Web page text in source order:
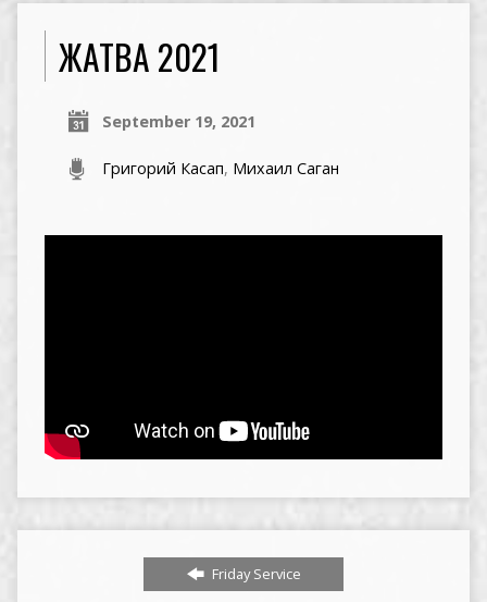
ЖАТВА 2021
September 19, 2021
Григорий Касап, Михаил Саган
Friday Service